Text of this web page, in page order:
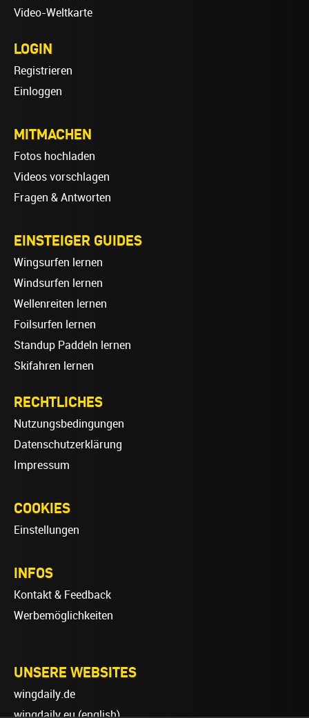
Video-Weltkarte
LOGIN
Registrieren
Einloggen
MITMACHEN
Fotos hochladen
Videos vorschlagen
Fragen & Antworten
EINSTEIGER GUIDES
Wingsurfen lernen
Windsurfen lernen
Wellenreiten lernen
Foilsurfen lernen
Standup Paddeln lernen
Skifahren lernen
RECHTLICHES
Nutzungsbedingungen
Datenschutzerklärung
Impressum
COOKIES
Einstellungen
INFOS
Kontakt & Feedback
Werbemöglichkeiten
UNSERE WEBSITES
wingdaily.de
wingdaily.eu(english)